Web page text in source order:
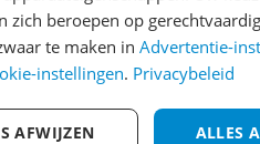
€250,-!Klik hier voor de
Cijfer
Welk cijfer geef jij dit
zich beroepen op
te maken in Advertentie-
instellingen. Privacybeleid
ALLES
AFWIJZEN